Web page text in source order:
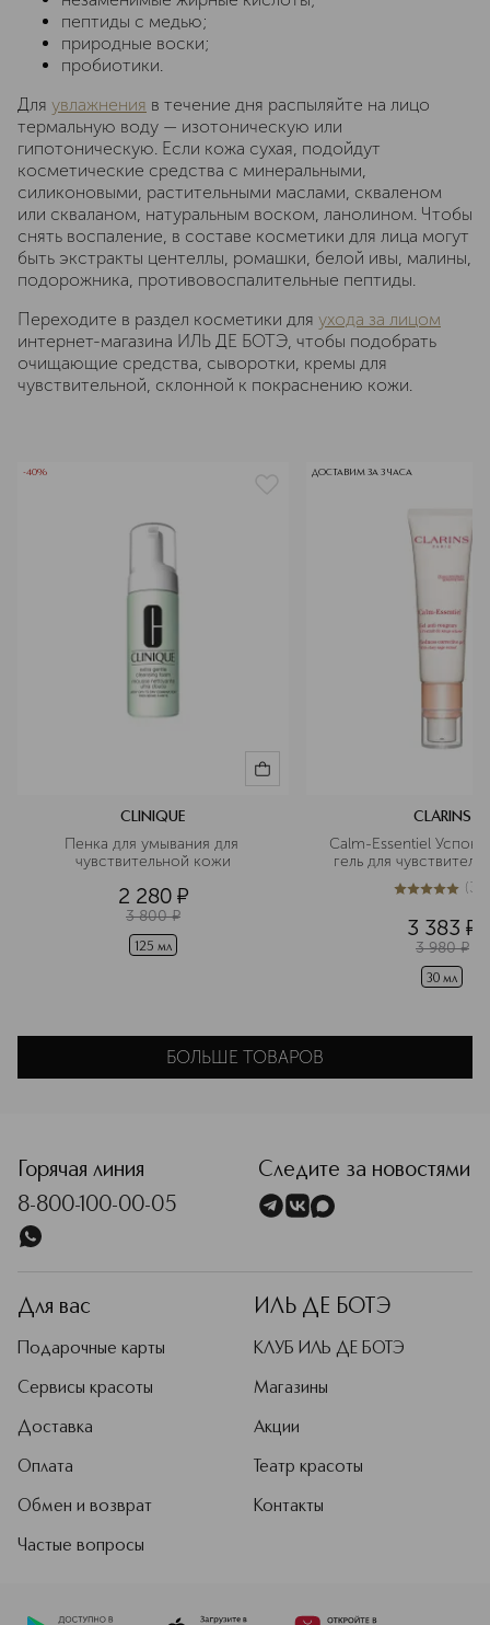
пептиды с медью;
природные воски;
пробиотики.
Для увлажнения в течение дня распыляйте на лицо
термальную воду — изотоническую или
гипотоническую. Если кожа сухая, подойдут
косметические средства с минеральными,
силиконовыми, растительными маслами, скваленом
или скваланом, натуральным воском, ланолином. Чтобы
снять воспаление, в составе косметики для лица могут
быть экстракты центеллы, ромашки, белой ивы, малины,
подорожника, противовоспалительные пептиды.
Переходите в раздел косметики для ухода за лицом
интернет-магазина ИЛЬ ДЕ БОТЭ, чтобы подобрать
очищающие средства, сыворотки, кремы для
чувствительной, склонной к покраснению кожи.
-40%
CLINIQUE
Пенка для умывания для
чувствительной кожи
2 280 ¤
3 800 ¤
125 мл
ДОСТАВИМ ЗА 3 ЧАСА
CLARINS
Calm-Essentiel
гель для
5из 536 (36
3 383 ¤
3 980 ¤
30 мл
БОЛЬШЕ ТОВАРОВ
Горячая линия
8-800-100-00-05
Следите за новостями
Для вас
Подарочные карты
Сервисы красоты
Доставка
Оплата
Обмен и возврат
Частые вопросы
ИЛЬ ДЕ БОТЭ
КЛУБ ИЛЬ ДЕ БОТЭ
Магазины
Акции
Театр красоты
Контакты